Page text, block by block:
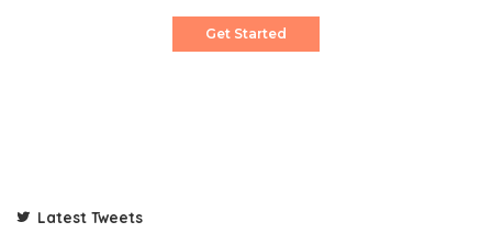
Get Started
Latest Tweets